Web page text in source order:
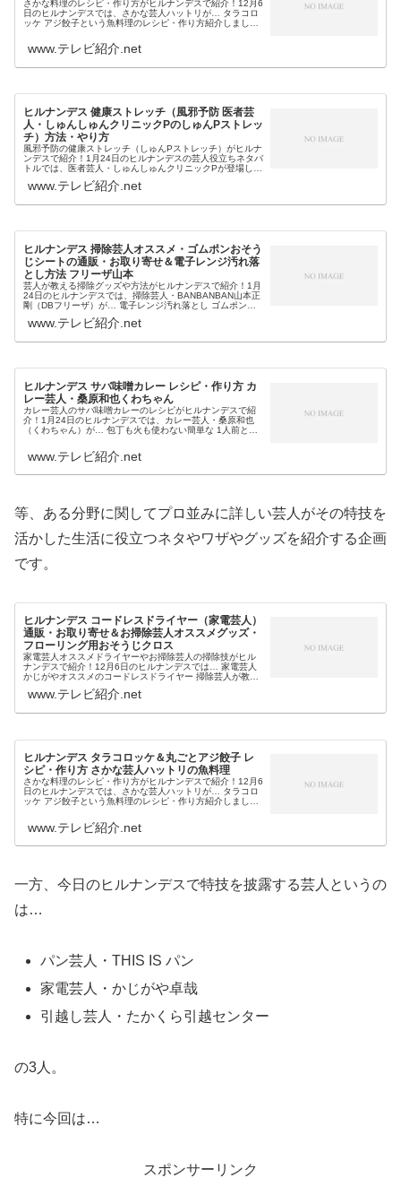
さかな料理のレシピ・作り方がヒルナンデスで紹介！12月6
日のヒルナンデスでは、さかな芸人ハットリが… タラコロ
ッケ アジ餃子という魚料理のレシピ・作り方紹介しまし
トリが紹介した魚料理のレシ...
www.テレビ紹介.net
ヒルナンデス 健康ストレッチ（風邪予防 医者芸
人・しゅんしゅんクリニックPのしゅんPストレッ
チ）方法・やり方
風邪予防の健康ストレッチ（しゅんPストレッチ）がヒルナ
ンデスで紹介！1月24日のヒルナンデスの芸人役立ちネタバ
トルでは、医者芸人・しゅんしゅんクリニックPが登場し…
ッチ等、風邪予防に...
www.テレビ紹介.net
ヒルナンデス 掃除芸人オススメ・ゴムポンおそう
じシートの通販・お取り寄せ＆電子レンジ汚れ落
とし方法 フリーザ山本
芸人が教える掃除グッズや方法がヒルナンデスで紹介！1月
24日のヒルナンデスでは、掃除芸人・BANBANBAN山本正
剛（DBフリーザ）が… 電子レンジ汚れ落とし ゴムポンお
えてくれました。そ...
www.テレビ紹介.net
ヒルナンデス サバ味噌カレー レシピ・作り方 カ
レー芸人・桑原和也くわちゃん
カレー芸人のサバ味噌カレーのレシピがヒルナンデスで紹
介！1月24日のヒルナンデスでは、カレー芸人・桑原和也
（くわちゃん）が… 包丁も火も使わない簡単な 1人前とい
等を教えてくれました。そこ...
www.テレビ紹介.net
等、ある分野に関してプロ並みに詳しい芸人がその特技を
活かした生活に役立つネタやワザやグッズを紹介する企画
です。
ヒルナンデス コードレスドライヤー（家電芸人）
通販・お取り寄せ＆お掃除芸人オススメグッズ・
フローリング用おそうじクロス
家電芸人オススメドライヤーやお掃除芸人の掃除技がヒル
ナンデスで紹介！12月6日のヒルナンデスでは… 家電芸人
かじがやオススメのコードレスドライヤー 掃除芸人が教え
や家電芸人がオススメする生...
www.テレビ紹介.net
ヒルナンデス タラコロッケ＆丸ごとアジ餃子 レ
シピ・作り方 さかな芸人ハットリの魚料理
さかな料理のレシピ・作り方がヒルナンデスで紹介！12月6
日のヒルナンデスでは、さかな芸人ハットリが… タラコロ
ッケ アジ餃子という魚料理のレシピ・作り方紹介しまし
トリが紹介した魚料理のレシ...
www.テレビ紹介.net
一方、今日のヒルナンデスで特技を披露する芸人というの
は…
パン芸人・THIS IS パン
家電芸人・かじがや卓哉
引越し芸人・たかくら引越センター
の3人。
特に今回は…
スポンサーリンク